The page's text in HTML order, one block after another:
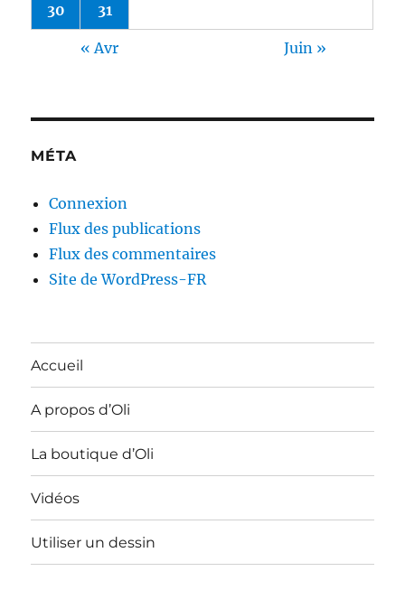
30 31
« Avr Juin »
MÉTA
Connexion
Flux des publications
Flux des commentaires
Site de WordPress-FR
Accueil
A propos d’Oli
La boutique d’Oli
Vidéos
Utiliser un dessin